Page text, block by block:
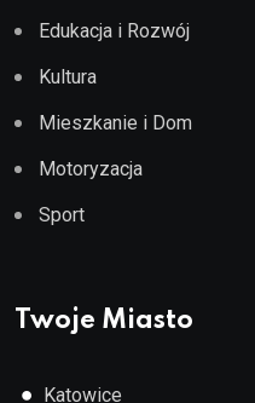
Edukacja i Rozwój
Kultura
Mieszkanie i Dom
Motoryzacja
Sport
Twoje Miasto
● Katowice